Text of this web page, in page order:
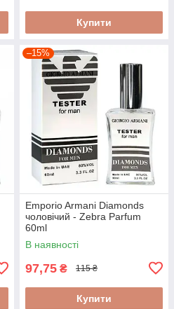
Купити
–15%
Emporio Armani Diamonds
чоловічий - Zebra Parfum
60ml
В наявності
97,75 ₴ 115 ₴
Купити